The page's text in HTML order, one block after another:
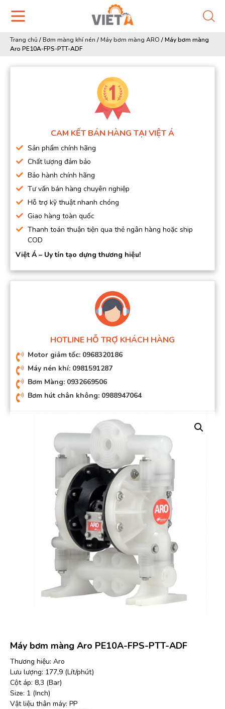
Trang chủ /Bơm màng khí nén /Máy bơm màng ARO /Máy bơm màng
Aro PE10A-FPS-PTT-ADF
CAM KẾT BÁN HÀNG TẠI VIỆT Á
Sản phẩm chính hãng
Chất lượng đảm bảo
Bảo hành chính hãng
Tư vấn bán hàng chuyên nghiệp
Hỗ trợ kỹ thuật nhanh chóng
Giao hàng toàn quốc
Thanh toán thuận tiện qua thẻ ngân hàng hoặc ship
COD
Việt Á – Uy tín tạo dựng thương hiệu!
HOTLINE HỖ TRỢ KHÁCH HÀNG
Motor giảm tốc: 0968320186
Máy nén khí: 0981591287
Bơm Màng: 0932669506
Bơm hút chân không: 0988947064
Máy bơm màng Aro PE10A-FPS-PTT-ADF
Thương hiệu: Aro
Lưu lượng: 177,9 (Lít/phút)
Cột áp: 8,3 (Bar)
Size: 1 (Inch)
Vật liệu thân máy: PP